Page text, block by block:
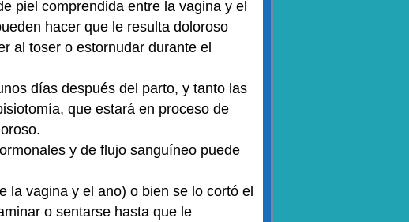
piel comprendida entre la vagina y el
hacer que le resulta doloroso
al toser o estornudar durante el
días después del parto, y tanto las
que estará en proceso de
y de flujo sanguíneo puede
la vagina y el ano) o bien se lo cortó el
o sentarse hasta que le